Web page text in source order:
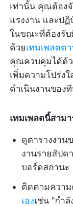
เท่านั้น คุณต้อง
แรงงาน และป
ในขณะที่ต้องรับ
ด้วยเทมเพลตต
คุณควบคุมได้ด้ว
เพิ่มความโปร่ง
ดำเนินงานของ
เทมเพลตนี้สามา
ดูตารางงาน
งานรายสัปด
บอร์ดสถานะ
ติดตามควา
เองเช่น "กำ